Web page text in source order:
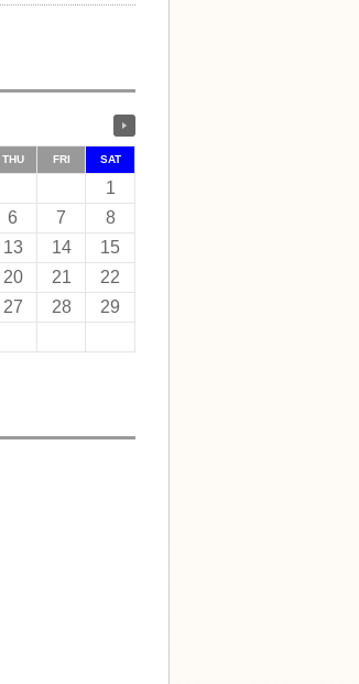
THU FRI SAT
1
6 7
8
13 14
15
20 21
22
27 28
29